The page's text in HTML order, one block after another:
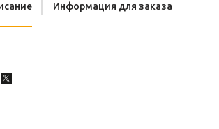
Информация для заказа